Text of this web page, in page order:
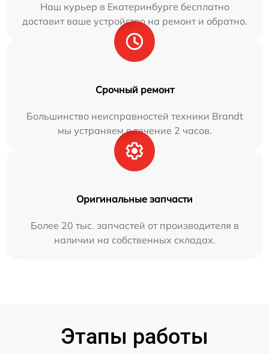
Наш курьер в Екатеринбурге бесплатно
доставит ваше устройство на ремонт и обратно.
Срочный ремонт
Большинство неисправностей техники Brandt
мы устраняем в течение 2 часов.
Оригинальные запчасти
Более 20 тыс. запчастей от производителя в
наличии на собственных складах.
Этапы работы